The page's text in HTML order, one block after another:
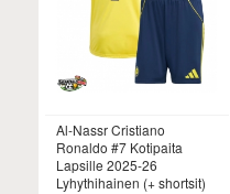
Al-Nassr Cristiano
Ronaldo #7 Kotipaita
Lapsille 2025-26
Lyhythihainen (+ shortsit)